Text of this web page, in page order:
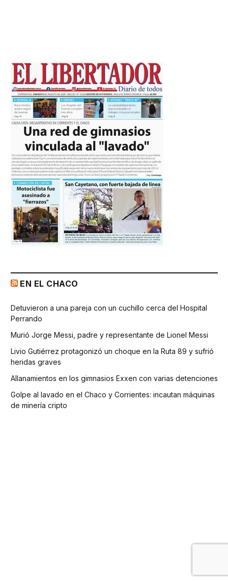
EN EL CHACO
Detuvieron a una pareja con un cuchillo cerca del Hospital
Perrando
Murió Jorge Messi, padre y representante de Lionel Messi
Livio Gutiérrez protagonizó un choque en la Ruta 89 y sufrió
heridas graves
Allanamientos en los gimnasios Exxen con varias detenciones
Golpe al lavado en el Chaco y Corrientes: incautan máquinas
de minería cripto